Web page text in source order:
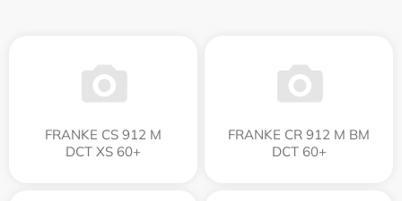
FRANKE CS 912 M
DCT XS 60+
FRANKE CR 912 M BM
DCT 60+